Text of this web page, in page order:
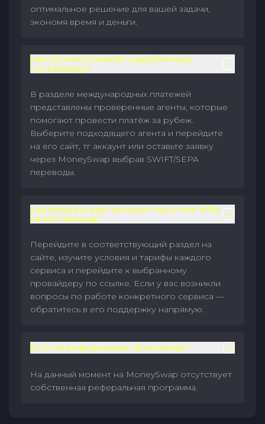
оптимальное решение для вашей задачи,
экономя время и деньги.
Как оплатить инвойс зарубежному
поставщику?
В разделе международных платежей
представлены проверенные агенты, которые
помогают провести платёж за рубеж.
Выберите подходящего агента и перейдите
на его сайт, тг аккаунт или оставьте заявку
через MoneySwap выбрав SWIFT/SEPA
переводы.
Как выбрать виртуальную карту или eSIM
на MoneySwap?
Перейдите в соответствующий раздел на
сайте, изучите условия и тарифы каждого
сервиса и перейдите к выбранному
провайдеру по ссылке. Если у вас возникли
вопросы по работе конкретного сервиса —
обратитесь в его поддержку напрямую.
Есть ли реферальные программы?
На данный момент на MoneySwap отсутствует
собственная реферальная программа.